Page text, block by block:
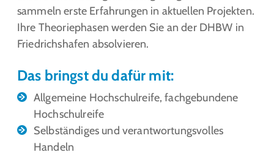
sammeln erste Erfahrungen in aktuellen Projekten.
Ihre Theoriephasen werden Sie an der DHBW in
Friedrichshafen absolvieren.
Das bringst du dafür mit:
Allgemeine Hochschulreife, fachgebundene
Hochschulreife
Selbständiges und verantwortungsvolles
Handeln